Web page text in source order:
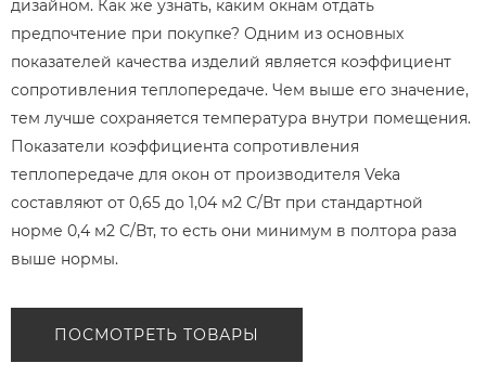
дизайном. Как же узнать, каким окнам отдать
предпочтение при покупке? Одним из основных
показателей качества изделий является коэффициент
сопротивления теплопередаче. Чем выше его значение,
тем лучше сохраняется температура внутри помещения.
Показатели коэффициента сопротивления
теплопередаче для окон от производителя Veka
составляют от 0,65 до 1,04 м2 С/Вт при стандартной
норме 0,4 м2 С/Вт, то есть они минимум в полтора раза
выше нормы.
ПОСМОТРЕТЬ ТОВАРЫ